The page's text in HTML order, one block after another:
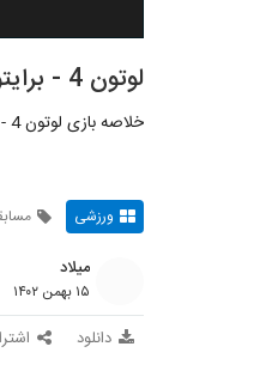
لوتون 4 - برایتون 0
خلاصه بازی لوتون 4 - برایتون 0
ورزشی
میلاد
۱۵ بهمن ۱۴۰۲
دانلود